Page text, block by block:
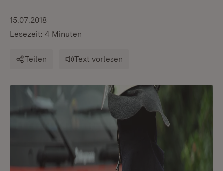
15.07.2018
Lesezeit: 4 Minuten
Teilen Text vorlesen